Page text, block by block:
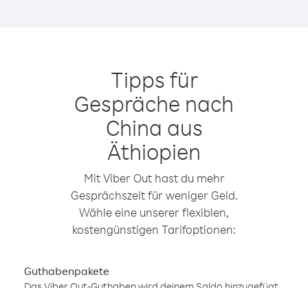
Tipps für
Gespräche nach
China aus
Äthiopien
Mit Viber Out hast du mehr
Gesprächszeit für weniger Geld.
Wähle eine unserer flexiblen,
kostengünstigen Tarifoptionen:
Guthabenpakete